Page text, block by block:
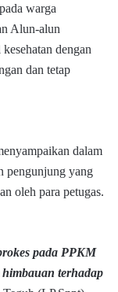
warga
Alun-alun
dengan
dan tetap
dalam
pengunjung yang
oleh para petugas.
pada PPKM
terhadap